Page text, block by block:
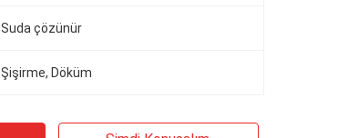
Suda çözünür
Şişirme, Döküm